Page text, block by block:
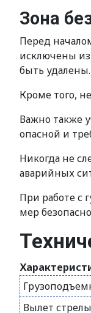
Зона
Перед
исключены из
быть удалены.
Кроме того,
Важно также
опасной и
Никогда не
аварийных
При работе с
мер
Вылет стрелы